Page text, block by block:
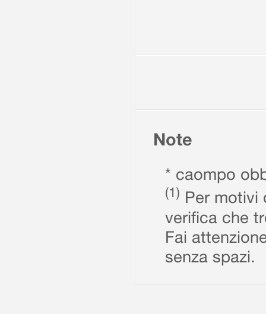
Note
* caompo
(1) Per motivi
verifica che
Fai
senza spazi.